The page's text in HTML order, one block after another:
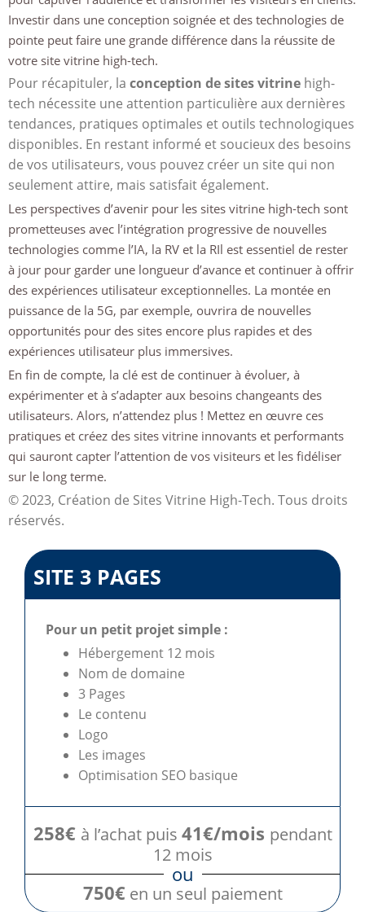
Investir dans une conception soignée et des technologies de
pointe peut faire une grande différence dans la réussite de
votre site vitrine high-tech.
Pour récapituler, la conception de sites vitrine high-
tech nécessite une attention particulière aux dernières
tendances, pratiques optimales et outils technologiques
disponibles. En restant informé et soucieux des besoins
de vos utilisateurs, vous pouvez créer un site qui non
seulement attire, mais satisfait également.
Les perspectives d’avenir pour les sites vitrine high-tech sont
prometteuses avec l’intégration progressive de nouvelles
technologies comme l’IA, la RV et la RIl est essentiel de rester
à jour pour garder une longueur d’avance et continuer à offrir
des expériences utilisateur exceptionnelles. La montée en
puissance de la 5G, par exemple, ouvrira de nouvelles
opportunités pour des sites encore plus rapides et des
expériences utilisateur plus immersives.
En fin de compte, la clé est de continuer à évoluer, à
expérimenter et à s’adapter aux besoins changeants des
utilisateurs. Alors, n’attendez plus ! Mettez en œuvre ces
pratiques et créez des sites vitrine innovants et performants
qui sauront capter l’attention de vos visiteurs et les fidéliser
sur le long terme.
© 2023, Création de Sites Vitrine High-Tech. Tous droits
réservés.
SITE 3 PAGES
Pour un petit projet simple :
Hébergement 12 mois
Nom de domaine
3 Pages
Le contenu
Logo
Les images
Optimisation SEO basique
258€ à l’achat puis 41€/mois pendant
12 mois
ou
750€ en un seul paiement